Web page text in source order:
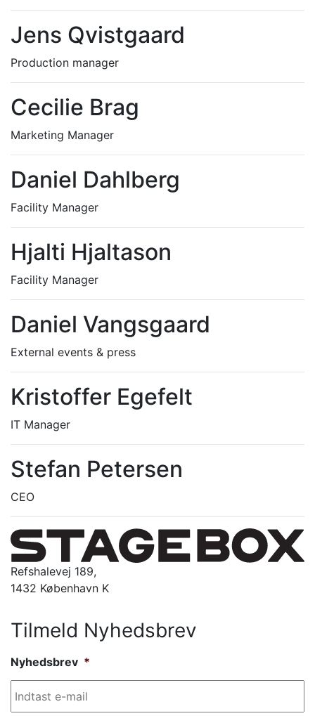
Jens Qvistgaard
Production manager
Cecilie Brag
Marketing Manager
Daniel Dahlberg
Facility Manager
Hjalti Hjaltason
Facility Manager
Daniel Vangsgaard
External events & press
Kristoffer Egefelt
IT Manager
Stefan Petersen
CEO
Refshalevej 189,
1432 København K
Tilmeld Nyhedsbrev
Nyhedsbrev *